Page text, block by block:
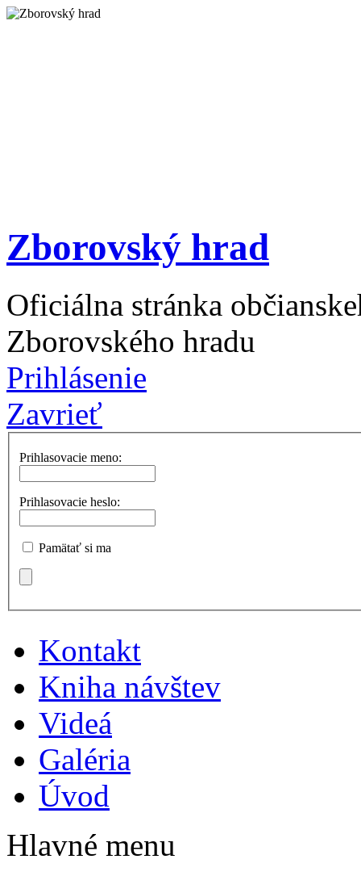
Zborovský hrad
Oficiálna stránka
Zborovského hradu
Prihlásenie
Zavrieť
Prihlasovacie meno:
Prihlasovacie heslo:
Pamätať si ma
Kontakt
Kniha návštev
Videá
Galéria
Úvod
Hlavné menu